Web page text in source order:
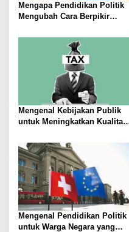
Mengapa Pendidikan Politik
Mengubah Cara Berpikir
Mengenal Kebijakan Publik
untuk Meningkatkan Kualitas
Mengenal Pendidikan Politik
untuk Warga Negara yang